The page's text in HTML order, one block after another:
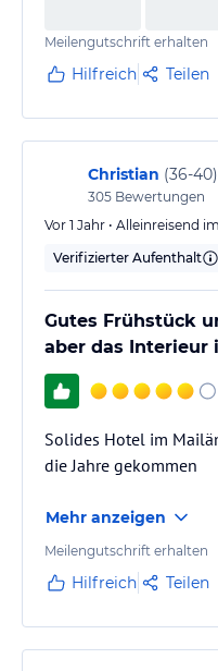
Meilengutschrift erhalten
Hilfreich Teilen
Christian (36-40)
305 Bewertungen
Vor 1 Jahr • Alleinreisend
Verifizierter Aufenthalt
Gutes Frühstück
aber das
Solides Hotel im
die Jahre gekommen
Mehr anzeigen
Meilengutschrift erhalten
Hilfreich Teilen